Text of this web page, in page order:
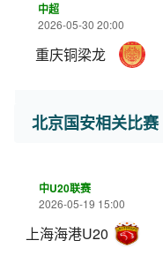
中超
2026-05-30 20:00
重庆铜梁龙
北京国安相关比赛
中U20联赛
2026-05-19 15:00
上海海港U20